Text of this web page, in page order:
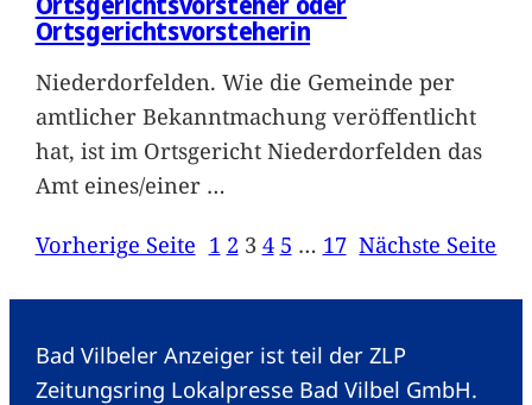
Ortsgerichtsvorsteherin
Niederdorfelden. Wie die Gemeinde per
amtlicher Bekanntmachung veröffentlicht
hat, ist im Ortsgericht Niederdorfelden das
Amt eines/einer …
Vorherige Seite 1 2 3 4 5 … 17 Nächste Seite
Bad Vilbeler Anzeiger ist teil der ZLP
Zeitungsring Lokalpresse Bad Vilbel GmbH.